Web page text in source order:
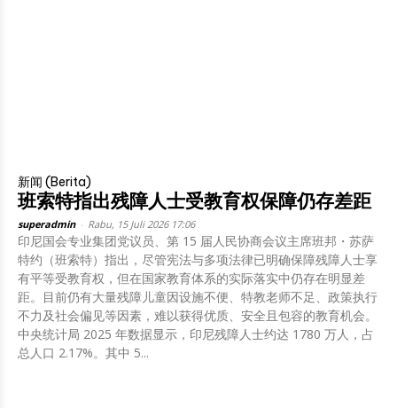
新闻 (Berita)
班索特指出残障人士受教育权保障仍存差距
superadmin Rabu, 15 Juli 2026 17:06
印尼国会专业集团党议员、第 15 届人民协商会议主席班邦・苏萨
特约（班索特）指出，尽管宪法与多项法律已明确保障残障人士享
有平等受教育权，但在国家教育体系的实际落实中仍存在明显差
距。目前仍有大量残障儿童因设施不便、特教老师不足、政策执行
不力及社会偏见等因素，难以获得优质、安全且包容的教育机会。
中央统计局 2025 年数据显示，印尼残障人士约达 1780 万人，占
总人口 2.17%。其中 5...